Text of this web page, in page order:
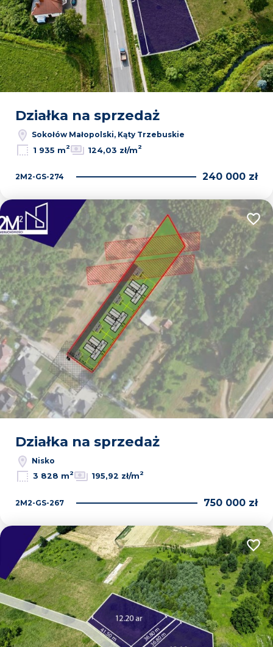
Działka na sprzedaż
Sokołów Małopolski, Kąty Trzebuskie
1 935 m2 124,03 zł/m2
2M2-GS-274 240 000 zł
Działka na sprzedaż
Nisko
3 828 m2 195,92 zł/m2
2M2-GS-267 750 000 zł